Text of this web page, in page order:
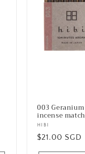
003
incense
เวน
เด
HIBI
ราคา
$21.00 SGD